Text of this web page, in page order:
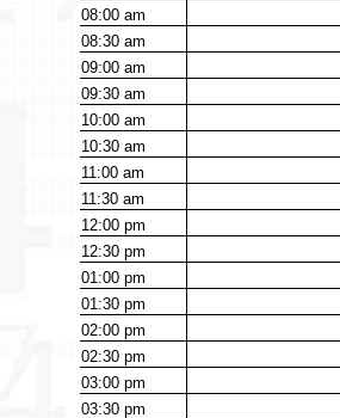
08:00am
08:30am
09:00am
09:30am
10:00am
10:30am
11:00am
11:30am
12:00pm
12:30pm
01:00pm
01:30pm
02:00pm
02:30pm
03:00pm
03:30pm